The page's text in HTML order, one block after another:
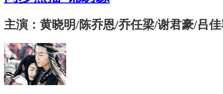
主演：黄晓明/陈乔恩/乔任梁/谢君豪/吕